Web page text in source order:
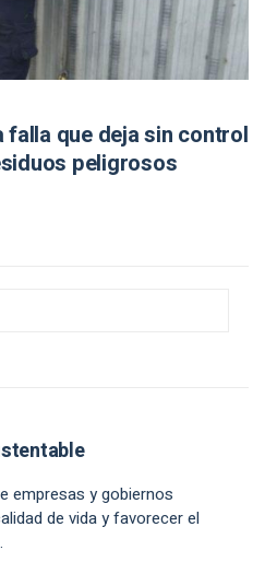
falla que deja sin control
peligrosos
empresas y gobiernos
de vida y favorecer el